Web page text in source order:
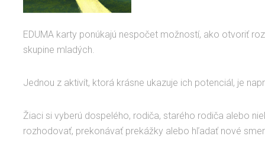
EDUMA karty ponúkajú nespočet možností, ako otvoriť
skupine mladých.
Jednou z aktivít, ktorá krásne ukazuje ich potenciál, je
Žiaci si vyberú dospelého, rodiča, starého rodiča alebo
rozhodovať, prekonávať prekážky alebo hľadať nové